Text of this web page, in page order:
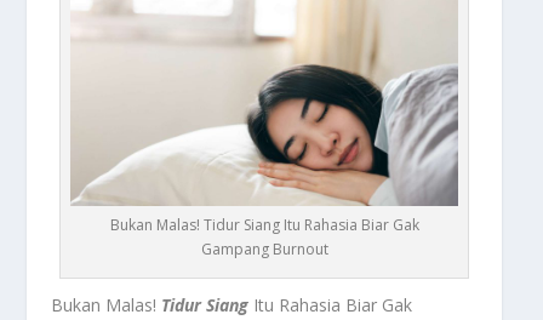
Bukan Malas! Tidur Siang Itu Rahasia Biar Gak
Gampang Burnout
Bukan Malas! Tidur Siang Itu Rahasia Biar Gak